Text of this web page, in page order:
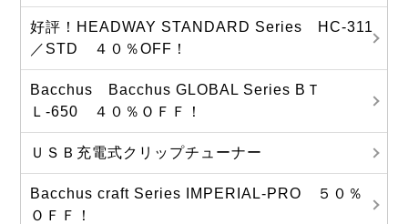
好評！HEADWAY STANDARD Series HC-311
／STD ４０％OFF！
Bacchus Bacchus GLOBAL Series BＴ
Ｌ-650 ４０％ＯＦＦ！
ＵＳＢ充電式クリップチューナー
Bacchus craft Series IMPERIAL-PRO ５０％
ＯＦＦ！